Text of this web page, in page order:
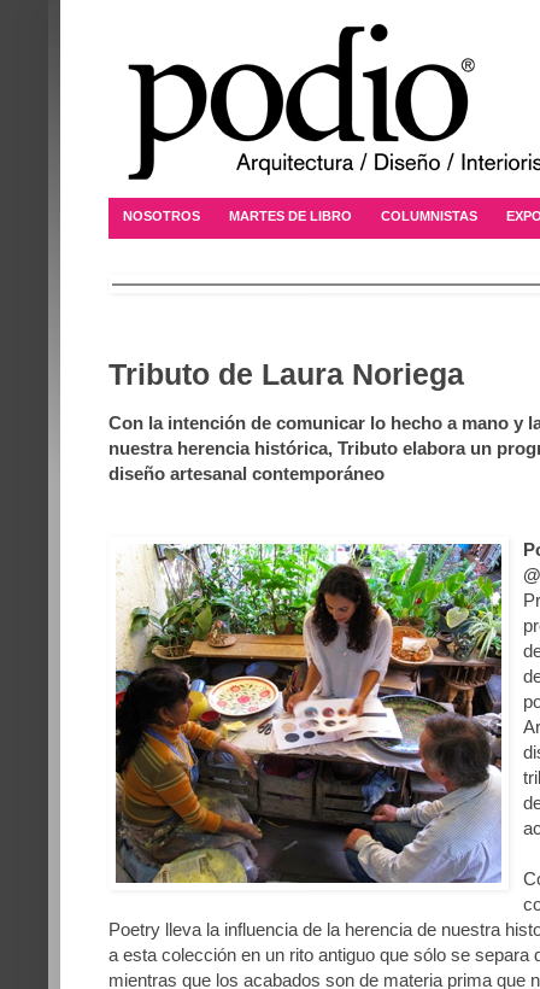
NOSOTROS MARTES DE LIBRO COLUMNISTAS
Tributo de Laura Noriega
Con la intención de comunicar lo hecho a mano y
nuestra herencia histórica, Tributo elabora un
diseño artesanal contemporáneo
Poetry lleva la influencia de la herencia de nuestra
a esta colección en un rito antiguo que sólo se separa
mientras que los acabados son de materia prima que